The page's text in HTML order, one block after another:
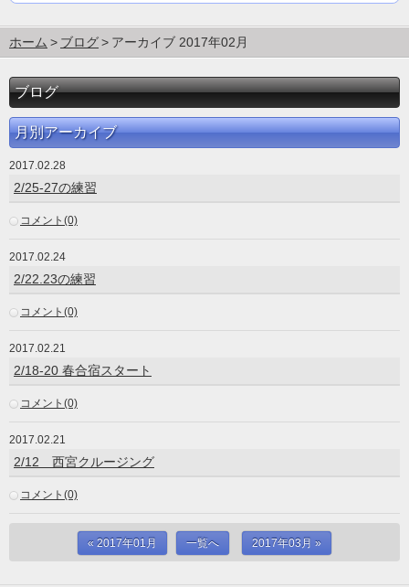
ホーム ブログ アーカイブ 2017年02月
ブログ
月別アーカイブ
2017.02.28
2/25-27の練習
コメント(0)
2017.02.24
2/22.23の練習
コメント(0)
2017.02.21
2/18-20 春合宿スタート
コメント(0)
2017.02.21
2/12 西宮クルージング
コメント(0)
« 2017年01月 一覧へ 2017年03月 »